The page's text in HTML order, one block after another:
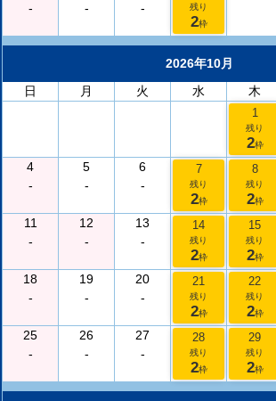
-
-
-
残り
2枠
2026年10月
日
月 火 水 木
1
残り
2枠
4
-
5
-
6
-
7
残り
2枠
8
残り
2枠
11
-
12
-
13
-
14
残り
2枠
15
残り
2枠
18
-
19
-
20
-
21
残り
2枠
22
残り
2枠
25
-
26
-
27
-
28
残り
2枠
29
残り
2枠